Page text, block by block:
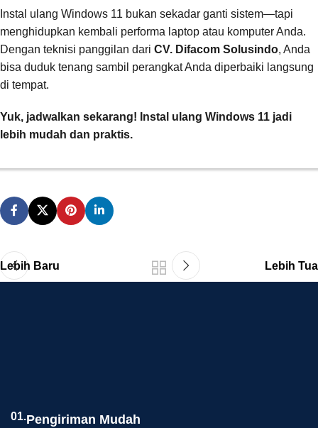
Instal ulang Windows 11 bukan sekadar ganti sistem—tapi
menghidupkan kembali performa laptop atau komputer Anda.
Dengan teknisi panggilan dari CV. Difacom Solusindo, Anda
bisa duduk tenang sambil perangkat Anda diperbaiki langsung
di tempat.
Yuk, jadwalkan sekarang! Instal ulang Windows 11 jadi
lebih mudah dan praktis.
Lebih Baru Lebih Tua
01.Pengiriman Mudah